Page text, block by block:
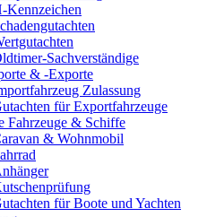
Kennzeichen
Sachverständige
& -Exporte
Zulassung
für Exportfahrzeuge
Fahrzeuge & Schiffe
& Wohnmobil
für Boote und Yachten